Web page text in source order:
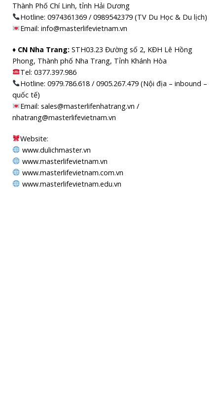
Thành Phố Chí Linh, tỉnh Hải Dương
Hotline: 0974361369 / 0989542379 (TV Du Học & Du lịch)
Email: info@masterlifevietnam.vn
♦ CN Nha Trang: STH03.23 Đường số 2, KĐH Lê Hồng
Phong, Thành phố Nha Trang, Tỉnh Khánh Hòa
Tel: 0377.397.986
Hotline: 0979.786.618 / 0905.267.479 (Nội địa – inbound –
quốc tế)
Email: sales@masterlifenhatrang.vn /
nhatrang@masterlifevietnam.vn
Website:
www.dulichmaster.vn
www.masterlifevietnam.vn
www.masterlifevietnam.com.vn
www.masterlifevietnam.edu.vn